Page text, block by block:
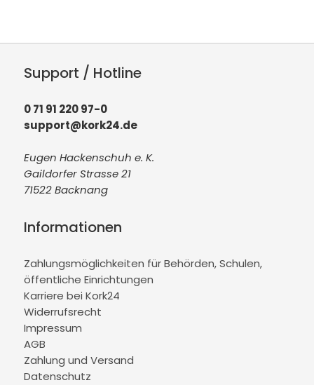
Support / Hotline
0 71 91 220 97-0
support@kork24.de
Eugen Hackenschuh e. K.
Gaildorfer Strasse 21
71522 Backnang
Informationen
Zahlungsmöglichkeiten für Behörden, Schulen,
öffentliche Einrichtungen
Karriere bei Kork24
Widerrufsrecht
Impressum
AGB
Zahlung und Versand
Datenschutz